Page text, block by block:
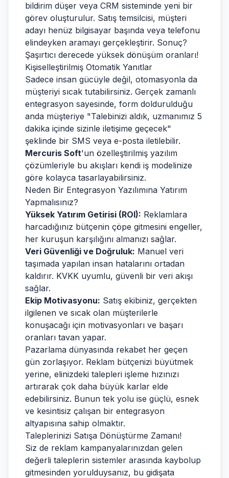
bildirim düşer veya CRM sisteminde yeni bir
görev oluşturulur. Satış temsilcisi, müşteri
adayı henüz bilgisayar başında veya telefonu
elindeyken aramayı gerçekleştirir. Sonuç?
Şaşırtıcı derecede yüksek dönüşüm oranları!
Kişiselleştirilmiş Otomatik Yanıtlar
Sadece insan gücüyle değil, otomasyonla da
müşteriyi sıcak tutabilirsiniz. Gerçek zamanlı
entegrasyon sayesinde, form doldurulduğu
anda müşteriye "Talebinizi aldık, uzmanımız 5
dakika içinde sizinle iletişime geçecek"
şeklinde bir SMS veya e-posta iletilebilir.
Mercuris Soft'un özelleştirilmiş yazılım
çözümleriyle bu akışları kendi iş modelinize
göre kolayca tasarlayabilirsiniz.
Neden Bir Entegrasyon Yazılımına Yatırım
Yapmalısınız?
Yüksek Yatırım Getirisi (ROI): Reklamlara
harcadığınız bütçenin çöpe gitmesini engeller,
her kuruşun karşılığını almanızı sağlar.
Veri Güvenliği ve Doğruluk: Manuel veri
taşımada yapılan insan hatalarını ortadan
kaldırır. KVKK uyumlu, güvenli bir veri akışı
sağlar.
Ekip Motivasyonu: Satış ekibiniz, gerçekten
ilgilenen ve sıcak olan müşterilerle
konuşacağı için motivasyonları ve başarı
oranları tavan yapar.
Pazarlama dünyasında rekabet her geçen
gün zorlaşıyor. Reklam bütçenizi büyütmek
yerine, elinizdeki talepleri işleme hızınızı
artırarak çok daha büyük karlar elde
edebilirsiniz. Bunun tek yolu ise güçlü, esnek
ve kesintisiz çalışan bir entegrasyon
altyapısına sahip olmaktır.
Taleplerinizi Satışa Dönüştürme Zamanı!
Siz de reklam kampanyalarınızdan gelen
değerli taleplerin sistemler arasında kaybolup
gitmesinden yorulduysanız, bu gidişata